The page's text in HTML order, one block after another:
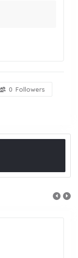
0 Followers